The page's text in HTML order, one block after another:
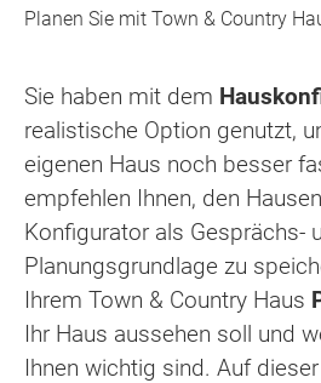
Planen Sie mit Town & Country
Sie haben mit dem
realistische Option genutzt,
eigenen Haus noch besser
empfehlen Ihnen, den
Konfigurator als Gesprächs-
Planungsgrundlage zu
Ihrem Town & Country Haus
Ihr Haus aussehen soll und
Ihnen wichtig sind. Auf